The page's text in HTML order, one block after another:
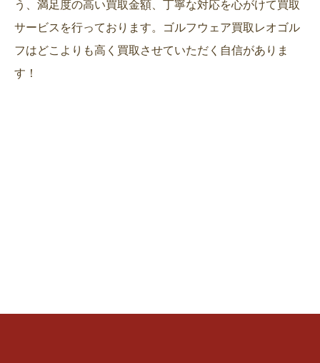
う、満足度の高い買取金額、丁寧な対応を心がけて買取
サービスを行っております。ゴルフウェア買取レオゴル
フはどこよりも高く買取させていただく自信がありま
す！